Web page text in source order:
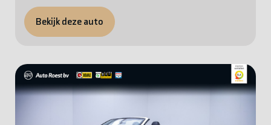
Bekijk deze auto